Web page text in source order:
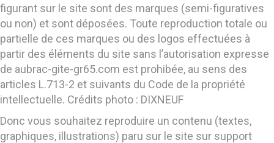
figurant sur le site sont des marques (semi-figuratives
ou non) et sont déposées. Toute reproduction totale ou
partielle de ces marques ou des logos effectuées à
partir des éléments du site sans l’autorisation expresse
de aubrac-gite-gr65.com est prohibée, au sens des
articles L.713-2 et suivants du Code de la propriété
intellectuelle. Crédits photo : DIXNEUF
Donc vous souhaitez reproduire un contenu (textes,
graphiques, illustrations) paru sur le site sur support